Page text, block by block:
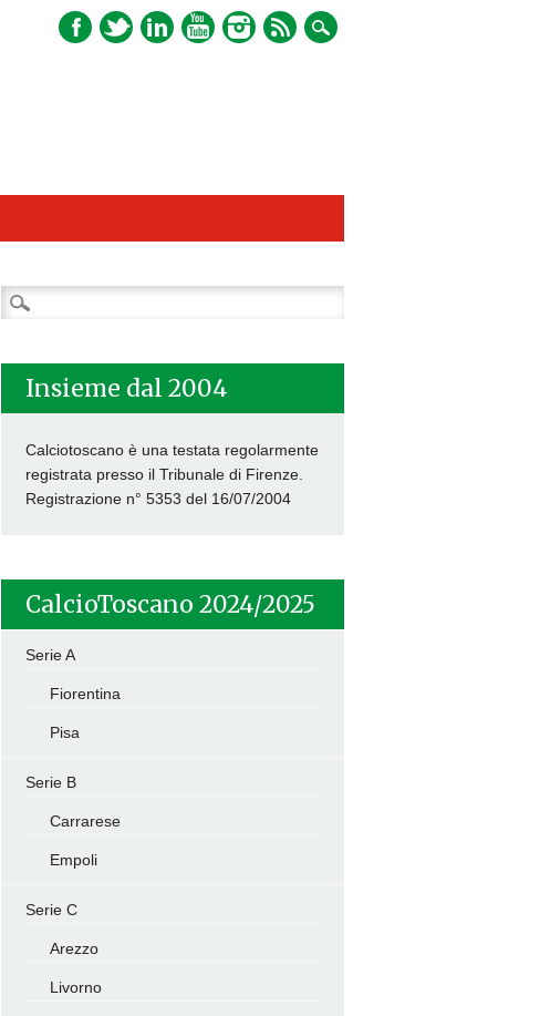
Ricerca
per:
Insieme dal 2004
Calciotoscano è una testata regolarmente
registrata presso il Tribunale di Firenze.
Registrazione n° 5353 del 16/07/2004
CalcioToscano 2024/2025
Serie A
Fiorentina
Pisa
Serie B
Carrarese
Empoli
Serie C
Arezzo
Livorno